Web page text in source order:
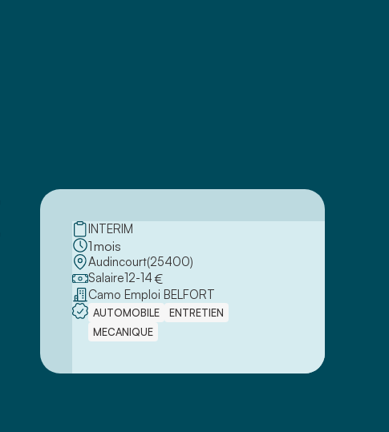
INTERIM
1mois
Audincourt(25400)
Salaire12-14€
Camo Emploi BELFORT
AUTOMOBILE
ENTRETIEN
MECANIQUE